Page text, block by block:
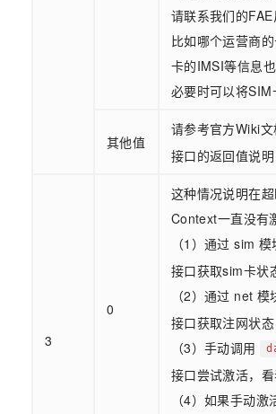
请联系我们的
比如哪个运营商的
卡的IMSI等信息也
必要时可以将
其他值
请参考官方Wiki文
接口的返回值说
3
0
这种情况说明在
Context一直没有
（1）通过 sim 模
接口获取sim卡状
（2）通过 net 模
接口获取注网状态
（3）手动调用
接口尝试激活，看
（4）如果手动